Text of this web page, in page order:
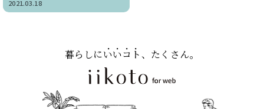
2021.03.18
暮らしにいいコト、たくさん。